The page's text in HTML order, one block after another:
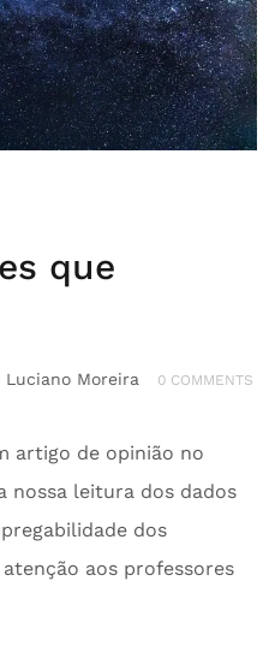
que
Luciano Moreira 0 COMMENTS
artigo de opinião no
nossa leitura dos dados
dos
aos professores